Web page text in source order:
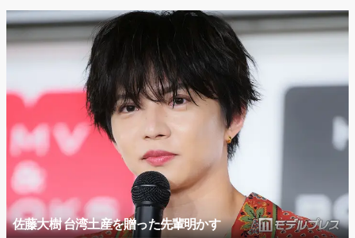
佐藤大樹 台湾土産を贈った先輩明かす